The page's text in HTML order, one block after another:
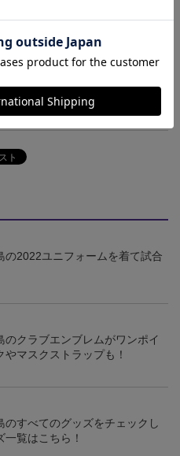
の2022ユニフォームを着て試合
のクラブエンブレムがワンポイ
やマスクストラップも！
のすべてのグッズをチェックし
覧はこちら！